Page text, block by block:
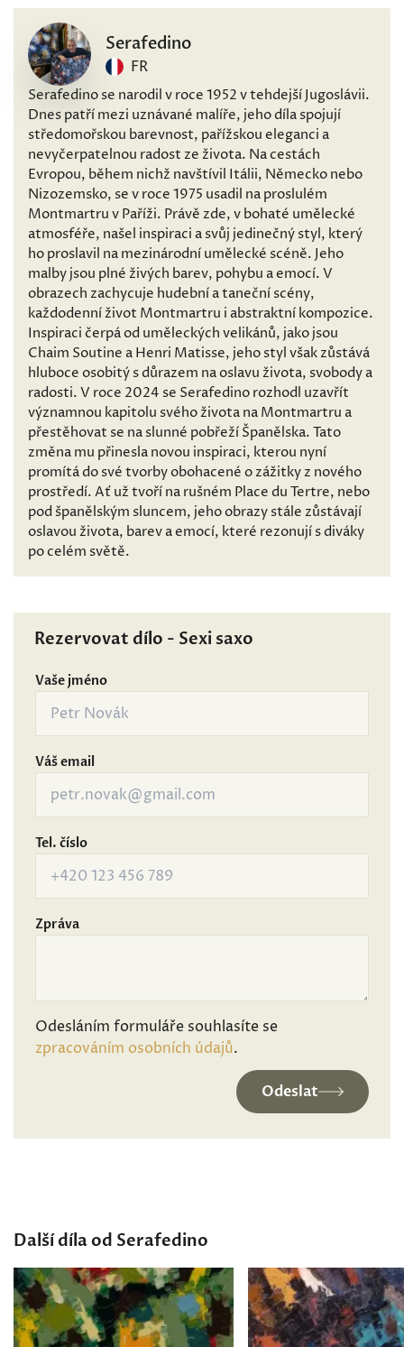
Serafedino
FR
Serafedino se narodil v roce 1952 v tehdejší Jugoslávii.
Dnes patří mezi uznávané malíře, jeho díla spojují
středomořskou barevnost, pařížskou eleganci a
nevyčerpatelnou radost ze života. Na cestách
Evropou, během nichž navštívil Itálii, Německo nebo
Nizozemsko, se v roce 1975 usadil na proslulém
Montmartru v Paříži. Právě zde, v bohaté umělecké
atmosféře, našel inspiraci a svůj jedinečný styl, který
ho proslavil na mezinárodní umělecké scéně. Jeho
malby jsou plné živých barev, pohybu a emocí. V
obrazech zachycuje hudební a taneční scény,
každodenní život Montmartru i abstraktní kompozice.
Inspiraci čerpá od uměleckých velikánů, jako jsou
Chaim Soutine a Henri Matisse, jeho styl však zůstává
hluboce osobitý s důrazem na oslavu života, svobody a
radosti. V roce 2024 se Serafedino rozhodl uzavřít
významnou kapitolu svého života na Montmartru a
přestěhovat se na slunné pobřeží Španělska. Tato
změna mu přinesla novou inspiraci, kterou nyní
promítá do své tvorby obohacené o zážitky z nového
prostředí. Ať už tvoří na rušném Place du Tertre, nebo
pod španělským sluncem, jeho obrazy stále zůstávají
oslavou života, barev a emocí, které rezonují s diváky
po celém světě.
Rezervovat dílo - Sexi saxo
Vaše jméno
Váš email
Tel. číslo
Zpráva
Odesláním formuláře souhlasíte se
zpracováním osobních údajů.
Odeslat
Další díla od Serafedino